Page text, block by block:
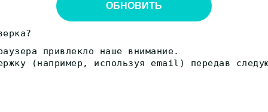
ОБНОВИТЬ
привлекло наше внимание.
(например, используя email) передав